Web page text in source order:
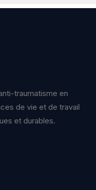
traumatisme en
de vie et de travail
et durables.